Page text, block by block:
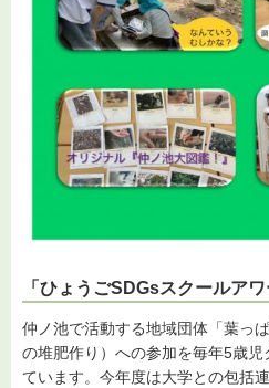
「ひょうごSDGsスクールア
仲ノ池で活動する地域団体「葉っ
の堆肥作り）への参加を毎年5歳
ています。今年度は大学との包括